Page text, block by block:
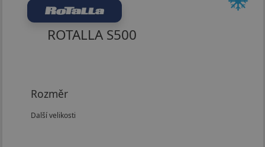
ROTALLA S500
Rozměr
Další velikosti